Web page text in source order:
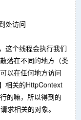
处访问
这个线程会执行我们
落在不同的地方（类
以在任何地方访问
相关的HttpContext
的嘛，所以得到的
求相关的对象。